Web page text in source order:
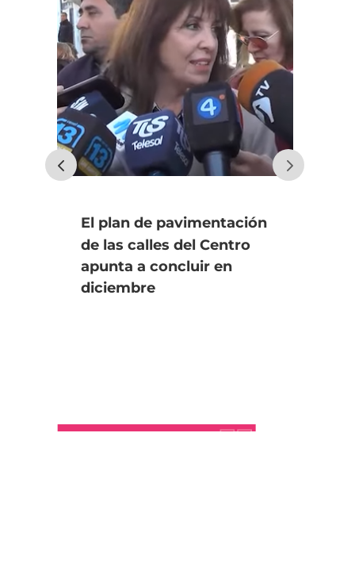
El plan de pavimentación
de las calles del Centro
apunta a concluir en
diciembre